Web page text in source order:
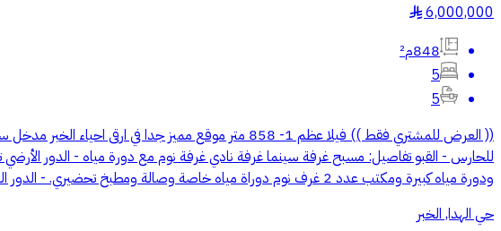
6,000,000
§
848م²
5
5
ودورة مياه كبيرة ومكتب عدد 2 غرف نوم دوراة مياه خاصة وصالة ومطبخ تحضيري. - الدور الثاني تفاصيل : غرفة غسيل عدد 2 غرفة مع دورة مياه.
حي الهدا, الخبر